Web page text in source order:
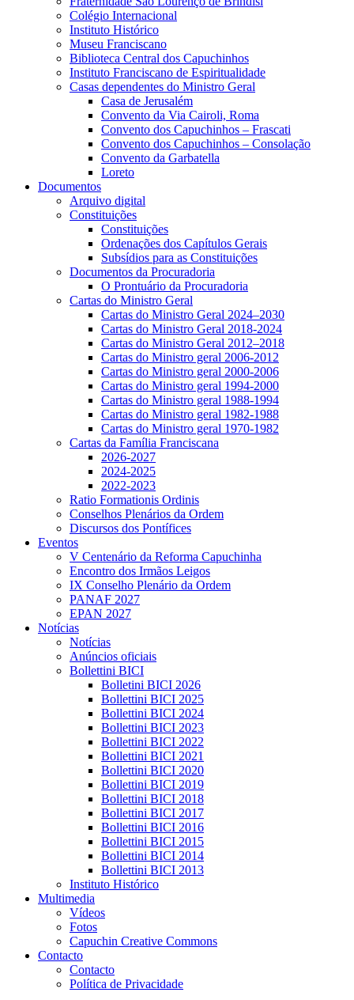
Colégio Internacional
Instituto Histórico
Museu Franciscano
Biblioteca Central dos Capuchinhos
Instituto Franciscano de Espiritualidade
Casas dependentes do Ministro Geral
Casa de Jerusalém
Convento da Via Cairoli, Roma
Convento dos Capuchinhos – Frascati
Convento dos Capuchinhos – Consolação
Convento da Garbatella
Loreto
Documentos
Arquivo digital
Constituições
Constituições
Ordenações dos Capítulos Gerais
Subsídios para as Constituições
Documentos da Procuradoria
O Prontuário da Procuradoria
Cartas do Ministro Geral
Cartas do Ministro Geral 2024–2030
Cartas do Ministro Geral 2018-2024
Cartas do Ministro Geral 2012–2018
Cartas do Ministro geral 2006-2012
Cartas do Ministro geral 2000-2006
Cartas do Ministro geral 1994-2000
Cartas do Ministro geral 1988-1994
Cartas do Ministro geral 1982-1988
Cartas do Ministro geral 1970-1982
Cartas da Família Franciscana
2026-2027
2024-2025
2022-2023
Ratio Formationis Ordinis
Conselhos Plenários da Ordem
Discursos dos Pontífices
Eventos
V Centenário da Reforma Capuchinha
Encontro dos Irmãos Leigos
IX Conselho Plenário da Ordem
PANAF 2027
EPAN 2027
Notícias
Notícias
Anúncios oficiais
Bollettini BICI
Bolletini BICI 2026
Bollettini BICI 2025
Bollettini BICI 2024
Bollettini BICI 2023
Bollettini BICI 2022
Bollettini BICI 2021
Bollettini BICI 2020
Bollettini BICI 2019
Bollettini BICI 2018
Bollettini BICI 2017
Bollettini BICI 2016
Bollettini BICI 2015
Bollettini BICI 2014
Bollettini BICI 2013
Instituto Histórico
Multimedia
Vídeos
Fotos
Capuchin Creative Commons
Contacto
Contacto
Política de Privacidade